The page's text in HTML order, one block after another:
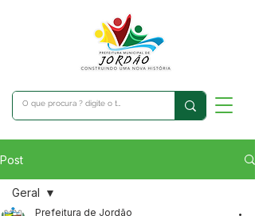
Post
Geral
Prefeitura de Jordão